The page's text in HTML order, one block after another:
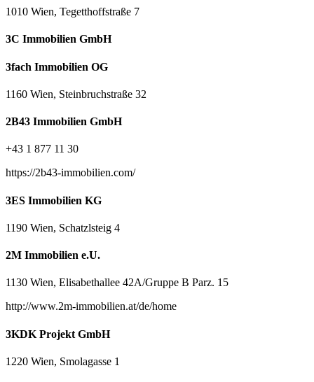
1010 Wien, Tegetthoffstraße 7
3C Immobilien GmbH
3fach Immobilien OG
1160 Wien, Steinbruchstraße 32
2B43 Immobilien GmbH
+43 1 877 11 30
https://2b43-immobilien.com/
3ES Immobilien KG
1190 Wien, Schatzlsteig 4
2M Immobilien e.U.
1130 Wien, Elisabethallee 42A/Gruppe B Parz. 15
http://www.2m-immobilien.at/de/home
3KDK Projekt GmbH
1220 Wien, Smolagasse 1